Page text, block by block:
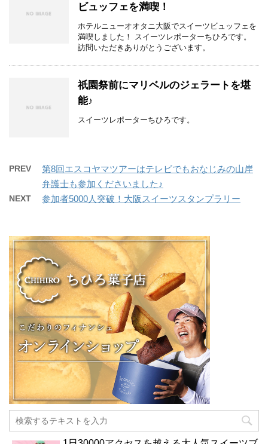
ビュッフェを満喫！
ホテルニューオオタニ大阪でスイーツビュッフェを
満喫しました！ スイーツレポーターちひろです。
訪問いただきありがとうございます。
祇園祭前にマリベルのジェラートを堪
能♪
スイーツレポーターちひろです。
PREV
第8回エスコヤマツアーはテレビでもおなじみの山岸
弁護士も参加くださいました♪
NEXT 参加者5000人突破！大阪スイーツスタンプラリー